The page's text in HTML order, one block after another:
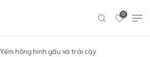
0
Yếm hồng hình gấu và trái cây